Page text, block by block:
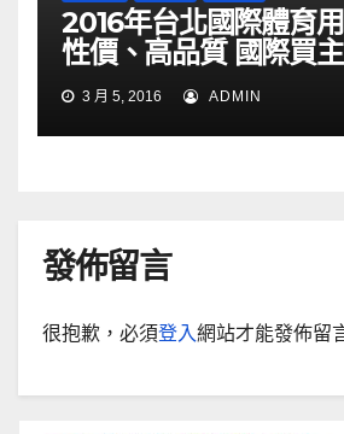
2016年台北國際體育
性價、高品質 國際買
3 月 5, 2016 ADMIN
發佈留言
很抱歉，必須登入網站才能發佈留